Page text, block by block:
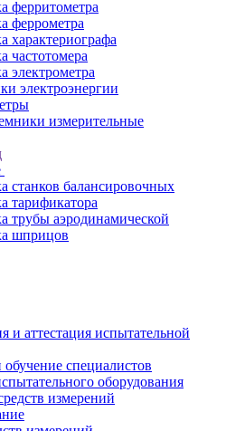
ферритометра
феррометра
характериографа
частотомера
электрометра
электроэнергии
измерительные
станков балансировочных
тарификатора
трубы аэродинамической
шприцов
и аттестация испытательной
обучение специалистов
оборудования
измерений